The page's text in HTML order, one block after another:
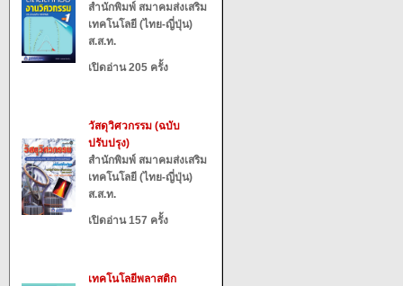
สำนักพิมพ์ สมาคมส่งเสริม
เทคโนโลยี (ไทย-ญี่ปุ่น)
ส.ส.ท.
เปิดอ่าน 205 ครั้ง
วัสดุวิศวกรรม (ฉบับ
ปรับปรุง)
สำนักพิมพ์ สมาคมส่งเสริม
เทคโนโลยี (ไทย-ญี่ปุ่น)
ส.ส.ท.
เปิดอ่าน 157 ครั้ง
เทคโนโลยีพลาสติก